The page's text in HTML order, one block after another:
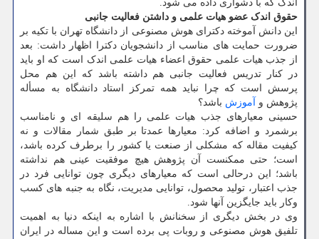
اندک که با دشواری داده می شود.
حقوق اندک عضو هیات علمی و داشتن فعالیت جانبی
این دانش آموخته دکترای هوش مصنوعی از دانشگاه تهران با تکیه بر
ضرورت حمایت های مناسب از دانشجویان دکترا اظهار داشت: بعد
از جذب هیات علمی حقوق اعضاء هیات علمی اندک است که او باید
در کنار تدریس فعالیت جانبی هم داشته باشد که این هم محل
پرسش است که چرا نباید همه تمرکز استاد دانشگاه به مسأله
پژوهش و
آموزش باشد؟
حسینی معیارهای جذب هیات علمی را هم سلیقه ای و نامناسب
برشمرد و اضافه کرد: معیارها عمدتا بر طبق شمار مقالات و نه
کیفیت مقاله که مشکلی از صنعت یا کشور را برطرف کرده باشد،
است؛ حتی ممکنست آن پژوهش هیچ موفقیت عینی هم نداشته
باشد؛ این درحالی است که معیارهای دیگری چون توانایی فرد در
جذب اعتبار، تولید محصول، توانایی مدیریت، نگاه به جنبه های کسب
وکار باید جایگزین آنها شود.
وی در بخش دیگری از سخنانش با اشاره به اینکه دنیا به اهمیت
تلفیق هوش مصنوعی و روبات پی برده است و این مساله در ایران